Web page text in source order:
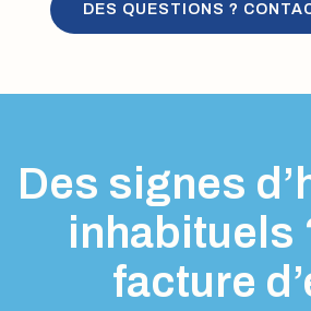
DES QUESTIONS ?
Des signes
inhabituels
facture